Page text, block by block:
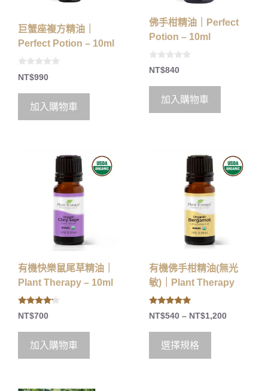
巨蟹座複方精油｜
Perfect Potion – 10ml
0
o
t
5
NT$990
加入購物車
佛手柑精油｜Perfect
Potion – 10ml
0
o
5
NT$840
加入購物車
有機快樂鼠尾草精油｜
Plant Therapy – 10ml
4.00
out of 5
NT$700
加入購物車
有機佛手柑精油(無光
敏)｜Plant Therapy
5.00
out of 5
NT$540 – NT$1,200
選擇規格